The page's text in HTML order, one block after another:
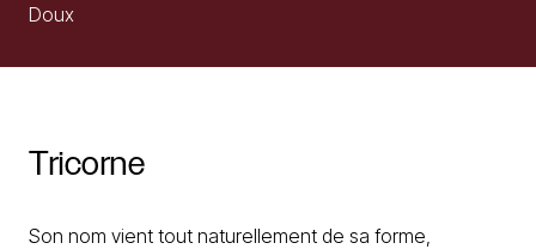
Doux
Tricorne
Son nom vient tout naturellement de sa forme,